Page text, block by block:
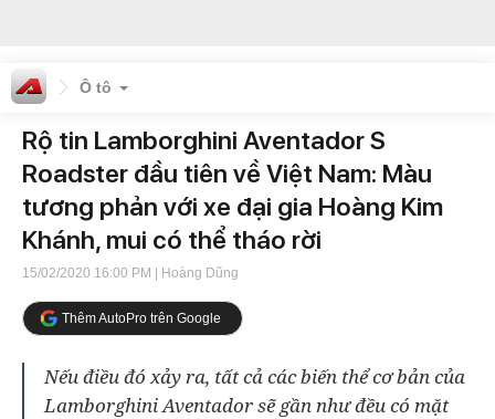
Ô tô
Rộ tin Lamborghini Aventador S
Roadster đầu tiên về Việt Nam: Màu
tương phản với xe đại gia Hoàng Kim
Khánh, mui có thể tháo rời
15/02/2020 16:00 PM | Hoàng Dũng
Thêm AutoPro trên Google
Nếu điều đó xảy ra, tất cả các biến thể cơ bản của
Lamborghini Aventador sẽ gần như đều có mặt